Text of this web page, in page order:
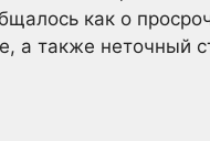
как о
а также неточный